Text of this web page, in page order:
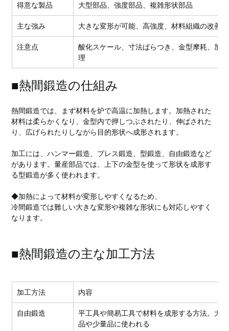
得意な製品 大型部品、強度部品、複雑形状部品
主な強み 大きな変形が可能、高強度、材料組織の改善
注意点
酸化スケール、寸法ばらつき、金型摩耗、加
理
■熱間鍛造の仕組み
熱間鍛造では、まず材料を炉で高温に加熱します。加熱された
材料は柔らかくなり、金型内で押しつぶされたり、伸ばされた
り、広げられたりしながら目的形状へ成形されます。
加工には、ハンマー鍛造、プレス鍛造、型鍛造、自由鍛造など
があります。量産部品では、上下の金型を使って形状を成形す
る型鍛造が多く使われます。
◆加熱によって材料が変形しやすくなるため、
冷間鍛造では難しい大きな変形や複雑な形状にも対応しやすく
なります。
■熱間鍛造の主な加工方法
加工方法 内容
自由鍛造
平工具や簡易工具で材料を成形する方法。大
品や少量品に使われる